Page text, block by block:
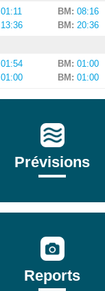
01:11 BM: 08:16
13:36 BM: 20:36
01:54 BM: 01:00
01:00 BM: 01:00
Prévisions
Reports